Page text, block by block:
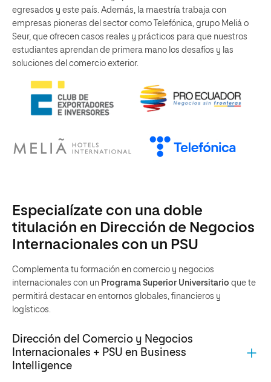
egresados y este país. Además, la maestría trabaja con
empresas pioneras del sector como Telefónica, grupo Meliá o
Seur, que ofrecen casos reales y prácticos para que nuestros
estudiantes aprendan de primera mano los desafíos y las
soluciones del comercio exterior.
Especialízate con una doble
titulación en Dirección de Negocios
Internacionales con un PSU
Complementa tu formación en comercio y negocios
internacionales con un Programa Superior Universitario que te
permitirá destacar en entornos globales, financieros y
logísticos.
Dirección del Comercio y Negocios
Internacionales + PSU en Business
Intelligence